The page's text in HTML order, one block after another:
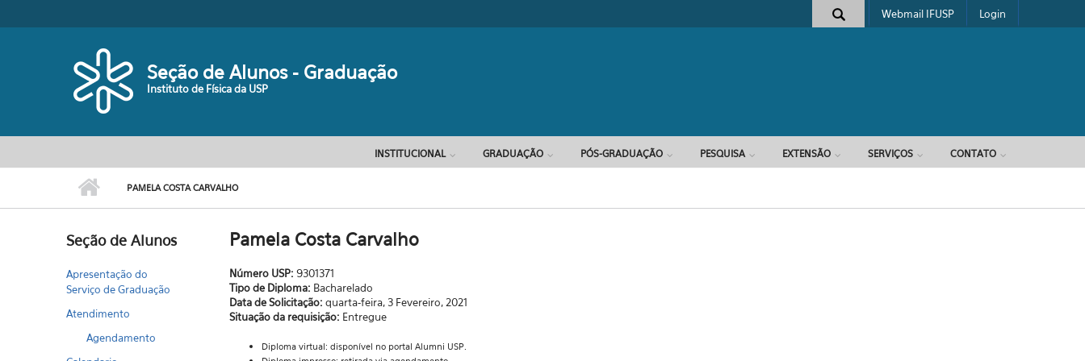
Formulário de busca
Webmail IFUSP Login
Seção de Alunos - Graduação
Instituto de Física da USP
INSTITUCIONAL GRADUAÇÃO PÓS-GRADUAÇÃO PESQUISA EXTENSÃO SERVIÇOS CONTATO
PAMELA COSTA CARVALHO
Seção de Alunos
Apresentação do
Serviço de Graduação
Atendimento
Agendamento
Pamela Costa Carvalho
Número USP: 9301371
Tipo de Diploma: Bacharelado
Data de Solicitação: quarta-feira, 3 Fevereiro, 2021
Situação da requisição: Entregue
Diploma virtual: disponível no portal Alumni USP.